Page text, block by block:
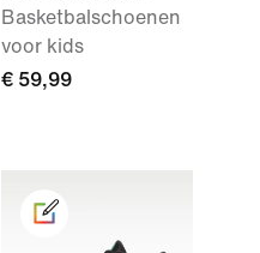
Basketbalschoenen
voor kids
€ 59,99